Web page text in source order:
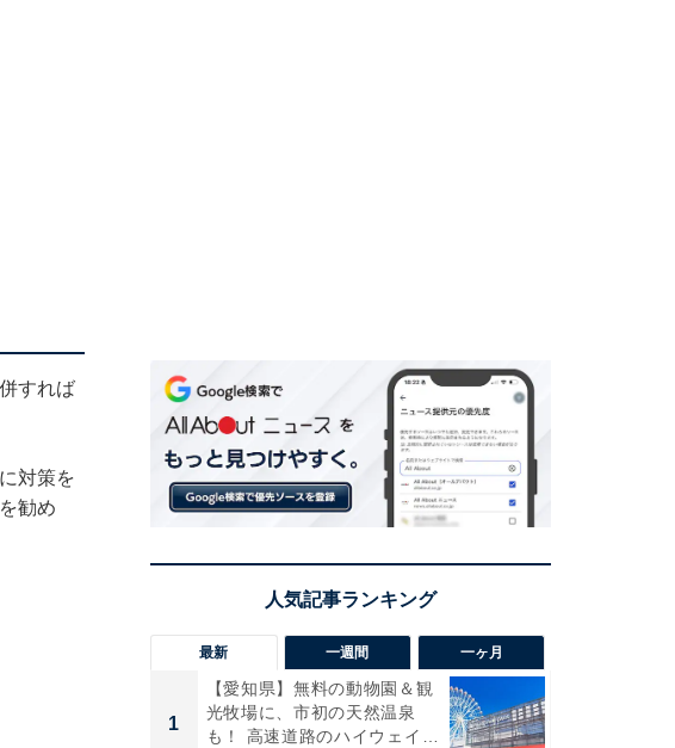
すれば
対策を
勧め
最新 一週間 一ヶ月
1
【愛知県】無料の動物園＆観
光牧場に、市初の天然温泉
も！ 高速道路のハイウェイオ